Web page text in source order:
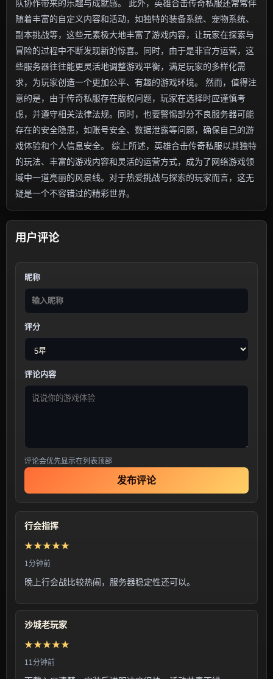
队协作带来的乐趣与成就感。 此外，英雄合击传奇私服还常常伴
随着丰富的自定义内容和活动，如独特的装备系统、宠物系统、
副本挑战等，这些元素极大地丰富了游戏内容，让玩家在探索与
冒险的过程中不断发现新的惊喜。同时，由于是非官方运营，这
些服务器往往能更灵活地调整游戏平衡，满足玩家的多样化需
求，为玩家创造一个更加公平、有趣的游戏环境。 然而，值得注
意的是，由于传奇私服存在版权问题，玩家在选择时应谨慎考
虑，并遵守相关法律法规。同时，也要警惕部分不良服务器可能
存在的安全隐患，如账号安全、数据泄露等问题，确保自己的游
戏体验和个人信息安全。 综上所述，英雄合击传奇私服以其独特
的玩法、丰富的游戏内容和灵活的运营方式，成为了网络游戏领
域中一道亮丽的风景线。对于热爱挑战与探索的玩家而言，这无
疑是一个不容错过的精彩世界。
用户评论
昵称
评分
评论内容
评论会优先显示在列表顶部
发布评论
行会指挥
★★★★★
1分钟前
晚上行会战比较热闹，服务器稳定性还可以。
沙城老玩家
★★★★★
11分钟前